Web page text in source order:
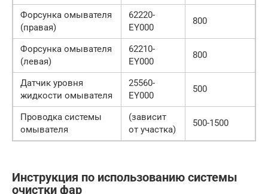
Форсунка омывателя
(правая)
62220-
EY000
800
Форсунка омывателя
(левая)
62210-
EY000
800
Датчик уровня
жидкости омывателя
25560-
EY000
500
Проводка системы
омывателя
(зависит
от участка)
500-1500
Инструкция по использованию системы
очистки фар